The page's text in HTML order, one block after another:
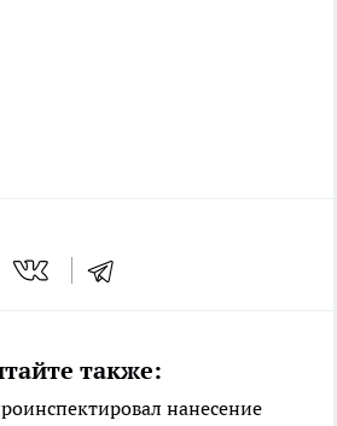
также:
нанесение